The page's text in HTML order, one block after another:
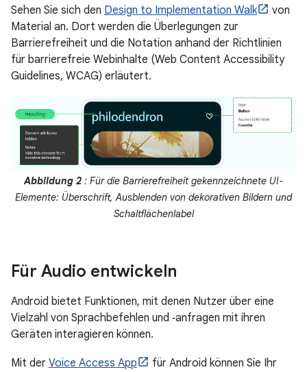
Sehen Sie sich den Design to Implementation Walk
von
Material an. Dort werden die Überlegungen zur
Barrierefreiheit und die Notation anhand der Richtlinien
für barrierefreie Webinhalte (Web Content Accessibility
Guidelines, WCAG) erläutert.
Abbildung 2 : Für die Barrierefreiheit gekennzeichnete UI-
Elemente: Überschrift, Ausblenden von dekorativen Bildern und
Schaltflächenlabel
Für Audio entwickeln
Android bietet Funktionen, mit denen Nutzer über eine
Vielzahl von Sprachbefehlen und ‑anfragen mit ihren
Geräten interagieren können.
Mit der Voice Access App
für Android können Sie Ihr